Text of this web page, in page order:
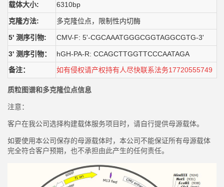
载体大小: 6310bp
克隆方法: 多克隆位点，限制性内切酶
5' 测序引物: CMV-F: 5'-CGCAAATGGGCGGTAGGCGTG-3'
3' 测序引物：
hGH-PA-R: CCAGCTTGGTTCCCAATAGA
备注：
如有侵权请产权持有人尽快联系法务17720555749
质粒图谱和多克隆位点信息
注意：
客户在我公司选择构建载体服务项目时，请自行提供母源载体。
如要使用本公司保存的母源载体时，本公司不能保证所有母源载体
完全符合客户预期，也不承担由此产生的任何责任。